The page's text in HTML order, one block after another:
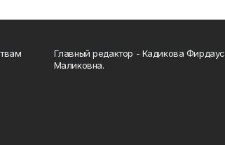
Главный редактор - Кадикова Фирдаус
Маликовна.